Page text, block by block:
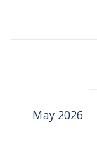
May 2026